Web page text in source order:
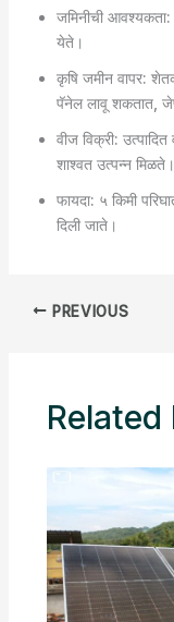
जमिनीची आवश्यकता:
येते।
कृषि जमीन वापर:
पॅनेल लावू शकतात,
वीज विक्री:
शाश्वत उत्पन्न मिळते।
फायदा: ५ किमी
दिली जाते।
PREVIOUS
Related